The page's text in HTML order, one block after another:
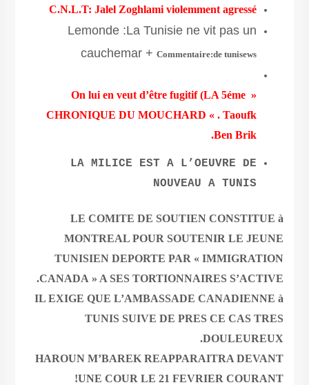
C.N.L.T: Jalel Zoghlami violemment agressé
Lemonde :La Tunisie ne vit pas un
cauchemar +Commentaire:de tunisews
On lui en veut d’être fugitif (LA 5éme »
CHRONIQUE DU MOUCHARD « . Taoufk
Ben Brik.
LA MILICE EST A L’OEUVRE DE
NOUVEAU A TUNIS
LE COMITE DE SOUTIEN CONSTITUE à
MONTREAL POUR SOUTENIR LE JEUNE
TUNISIEN DEPORTE PAR « IMMIGRATION
CANADA » A SES TORTIONNAIRES S’ACTIVE.
IL EXIGE QUE L’AMBASSADE CANADIENNE à
TUNIS SUIVE DE PRES CE CAS TRES
DOULEUREUX.
HAROUN M’BAREK REAPPARAITRA DEVANT
UNE COUR LE 21 FEVRIER COURANT!